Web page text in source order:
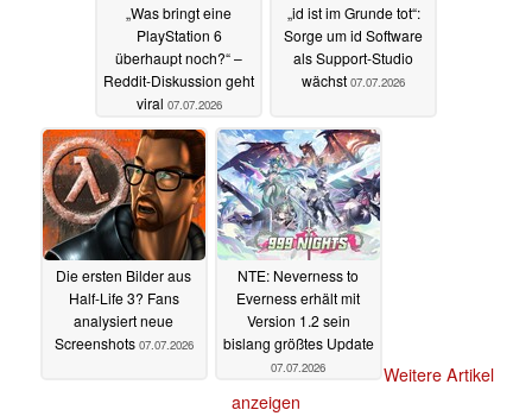
„Was bringt eine
PlayStation 6
überhaupt noch?“ –
Reddit-Diskussion geht
viral 07.07.2026
„id ist im Grunde tot“:
Sorge um id Software
als Support-Studio
wächst 07.07.2026
Die ersten Bilder aus
Half-Life 3? Fans
analysiert neue
Screenshots 07.07.2026
NTE: Neverness to
Everness erhält mit
Version 1.2 sein
bislang größtes Update
07.07.2026
Weitere Artikel
anzeigen